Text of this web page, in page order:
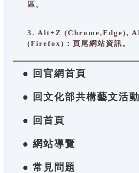
區。
3. Alt+Z (Chrome,Edge),
(Firefox)：頁尾網站資訊。
● 回官網首頁
● 回文化部共構藝文活
● 回首頁
● 網站導覽
● 常見問題